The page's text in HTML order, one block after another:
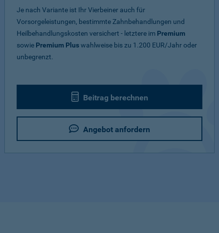
Je nach Variante ist Ihr Vierbeiner auch für
Vorsorgeleistungen, bestimmte Zahnbehandlungen und
Heilbehandlungskosten versichert - letztere im Premium
sowie Premium Pluswahlweise bis zu 1.200 EUR/Jahr oder
unbegrenzt.
Beitrag berechnen
Angebot anfordern